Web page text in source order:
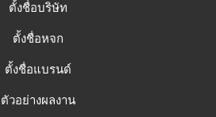
ตั้งชื่อบริษัท
ตั้งชื่อหจก
ตั้งชื่อแบรนด์
ตัวอย่างผลงาน